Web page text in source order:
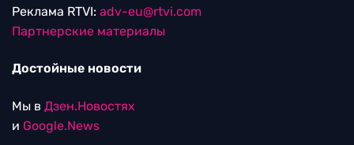
Реклама RTVI: adv-eu@rtvi.com
Партнерские материалы
Достойные новости
Мы в Дзен.Новостях
и Google.News